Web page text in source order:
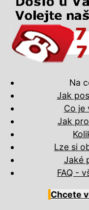
Na
Jak
Co je
Jak
Lze si
Jaké
FAQ -
Chcete